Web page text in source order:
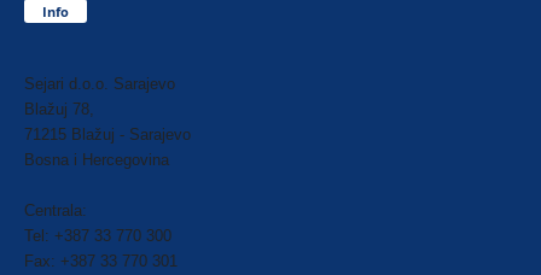
Info
Sejari d.o.o. Sarajevo
Blažuj 78,
71215 Blažuj - Sarajevo
Bosna i Hercegovina
Centrala:
Tel: +387 33 770 300
Fax: +387 33 770 301